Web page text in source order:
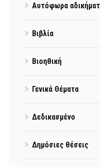
Αυτόφωρα
Βιβλία
Βιοηθική
Γενικά Θέματα
Δεδικασμένο
Δημόσιες θέσεις